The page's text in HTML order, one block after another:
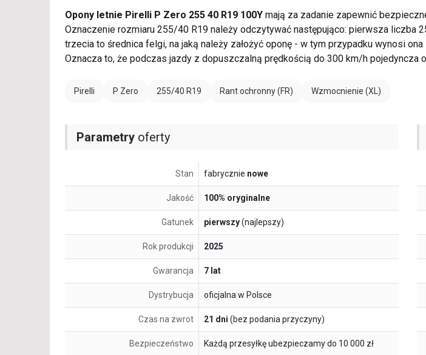
Opony letnie Pirelli P Zero 255 40 R19 100Y mają za zadanie zapewnić
Oznaczenie rozmiaru 255/40 R19 należy odczytywać następująco: pierwsza liczba
trzecia to średnica felgi, na jaką należy założyć oponę - w tym przypadku wynosi ona
Oznacza to, że podczas jazdy z dopuszczalną prędkością do 300 km/h pojedyncza
Pirelli P Zero 255/40 R19 Rant ochronny (FR) Wzmocnienie (XL)
Parametry oferty
Stan fabrycznie nowe
Jakość 100% oryginalne
Gatunek pierwszy(najlepszy)
Rok produkcji 2025
Gwarancja 7 lat
Dystrybucja oficjalna w Polsce
Czas na zwrot 21 dni (bez podania przyczyny)
Bezpieczeństwo Każdą przesyłkę ubezpieczamy do 10 000 zł